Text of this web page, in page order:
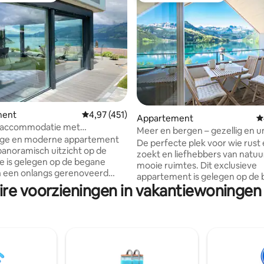
4,98 uit 5, 1.068 recensiesGemiddelde beoordeling van 4,97 uit 5, 451
4,97 (451)
met
uitzicht op het meer van
en moderne appartement
uitzicht op de
is gelegen op de begane
een onlangs gerenoveerd
Het ligt in een rustig deel
en is het uitgangspunt voor
In de buurt: Krattigen
Appartement
Meer en bergen – gezellig en
zolderappartement
De perfecte plek voor wie rust
zoekt en liefhebbers van
mooie ruimtes. Dit exclusieve
appartement is gelegen op de
verdieping van een volledig
gerenoveerde vrijstaande
glinsterende kleuren. Omgeven door
voorzieningen in vakantiewoningen